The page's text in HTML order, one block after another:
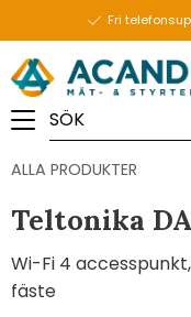
Fri
ALLA PRODUKTER
Teltonika
Wi-Fi 4
fäste